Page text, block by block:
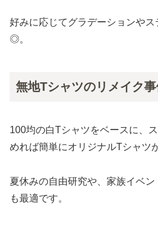
好みに応じてグラデーションや
◎。
無地Tシャツのリメイク事
100均の白Tシャツをベースに、
めれば簡単にオリジナルTシャツ
夏休みの自由研究や、家族イベ
も最適です。